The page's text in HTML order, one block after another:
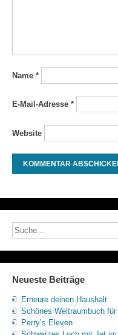
Name *
E-Mail-Adresse *
Website
Neueste Beiträge
Erneure deinen Haushalt
Schönes Weltraumbuch für
Perry’s Eleven